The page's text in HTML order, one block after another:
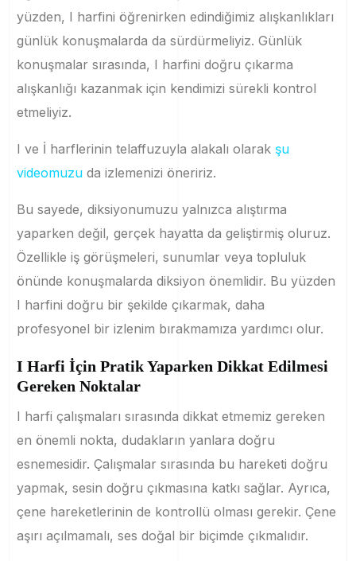
yüzden, I harfini öğrenirken edindiğimiz alışkanlıkları
günlük konuşmalarda da sürdürmeliyiz. Günlük
konuşmalar sırasında, I harfini doğru çıkarma
alışkanlığı kazanmak için kendimizi sürekli kontrol
etmeliyiz.
I ve İ harflerinin telaffuzuyla alakalı olarak şu
videomuzu da izlemenizi öneririz.
Bu sayede, diksiyonumuzu yalnızca alıştırma
yaparken değil, gerçek hayatta da geliştirmiş oluruz.
Özellikle iş görüşmeleri, sunumlar veya topluluk
önünde konuşmalarda diksiyon önemlidir. Bu yüzden
I harfini doğru bir şekilde çıkarmak, daha
profesyonel bir izlenim bırakmamıza yardımcı olur.
I Harfi İçin Pratik Yaparken Dikkat Edilmesi
Gereken Noktalar
I harfi çalışmaları sırasında dikkat etmemiz gereken
en önemli nokta, dudakların yanlara doğru
esnemesidir. Çalışmalar sırasında bu hareketi doğru
yapmak, sesin doğru çıkmasına katkı sağlar. Ayrıca,
çene hareketlerinin de kontrollü olması gerekir. Çene
aşırı açılmamalı, ses doğal bir biçimde çıkmalıdır.